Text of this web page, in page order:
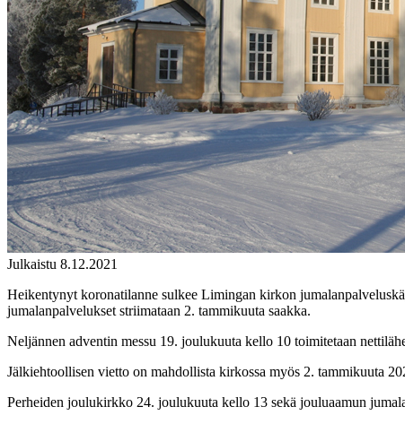
Julkaistu 8.12.2021
Heikentynyt koronatilanne sulkee Limingan kirkon
jumalanpalvelukset striimataan 2. tammikuuta saakka.
Neljännen adventin messu 19. joulukuuta kello 10 toimitetaan
Jälkiehtoollisen vietto on mahdollista kirkossa myös 2. tammikuuta
Perheiden joulukirkko 24. joulukuuta kello 13 sekä jouluaamun